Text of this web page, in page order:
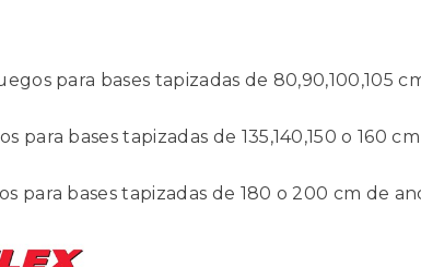
para bases tapizadas de 80,90,100,105
para bases tapizadas de 135,140,150 o 160
para bases tapizadas de 180 o 200 cm de